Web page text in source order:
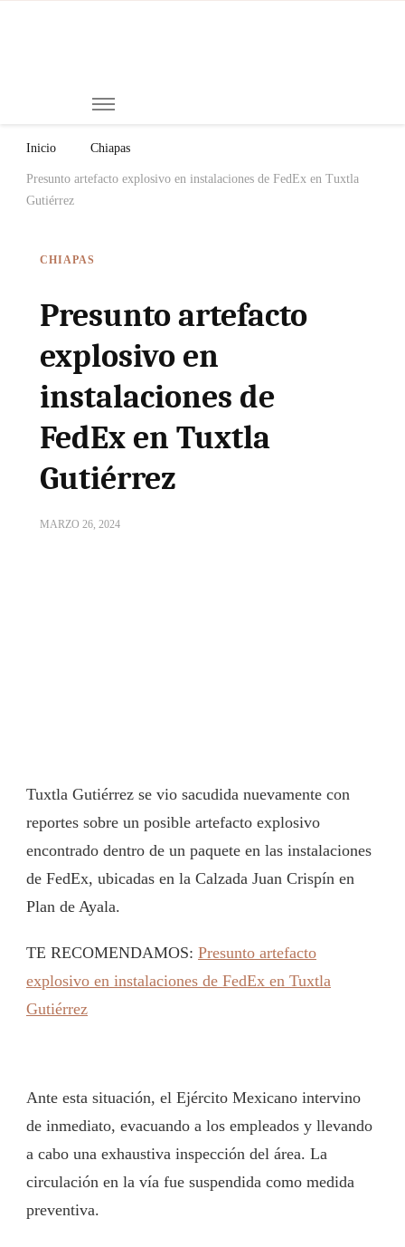
Inicio Chiapas
Presunto artefacto explosivo en instalaciones de FedEx en Tuxtla
Gutiérrez
CHIAPAS
Presunto artefacto
explosivo en
instalaciones de
FedEx en Tuxtla
Gutiérrez
MARZO 26, 2024
Tuxtla Gutiérrez se vio sacudida nuevamente con
reportes sobre un posible artefacto explosivo
encontrado dentro de un paquete en las instalaciones
de FedEx, ubicadas en la Calzada Juan Crispín en
Plan de Ayala.
TE RECOMENDAMOS: Presunto artefacto
explosivo en instalaciones de FedEx en Tuxtla
Gutiérrez
Ante esta situación, el Ejército Mexicano intervino
de inmediato, evacuando a los empleados y llevando
a cabo una exhaustiva inspección del área. La
circulación en la vía fue suspendida como medida
preventiva.